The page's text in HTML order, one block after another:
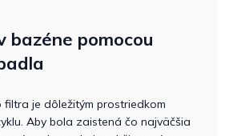
bazéne pomocou
filtra je dôležitým prostriedkom
Aby bola zaistená čo najväčšia